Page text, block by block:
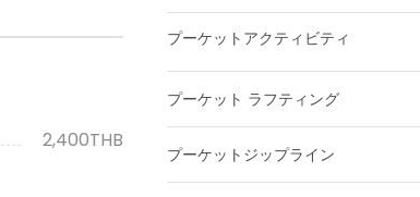
プーケットアクティビティ
プーケット ラフティング
プーケットジップライン
2,400THB